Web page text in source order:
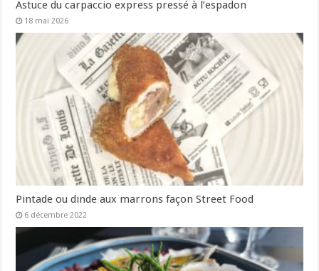
Astuce du carpaccio express pressé à l’espadon
18 mai 2026
Pintade ou dinde aux marrons façon Street Food
6 décembre 2022